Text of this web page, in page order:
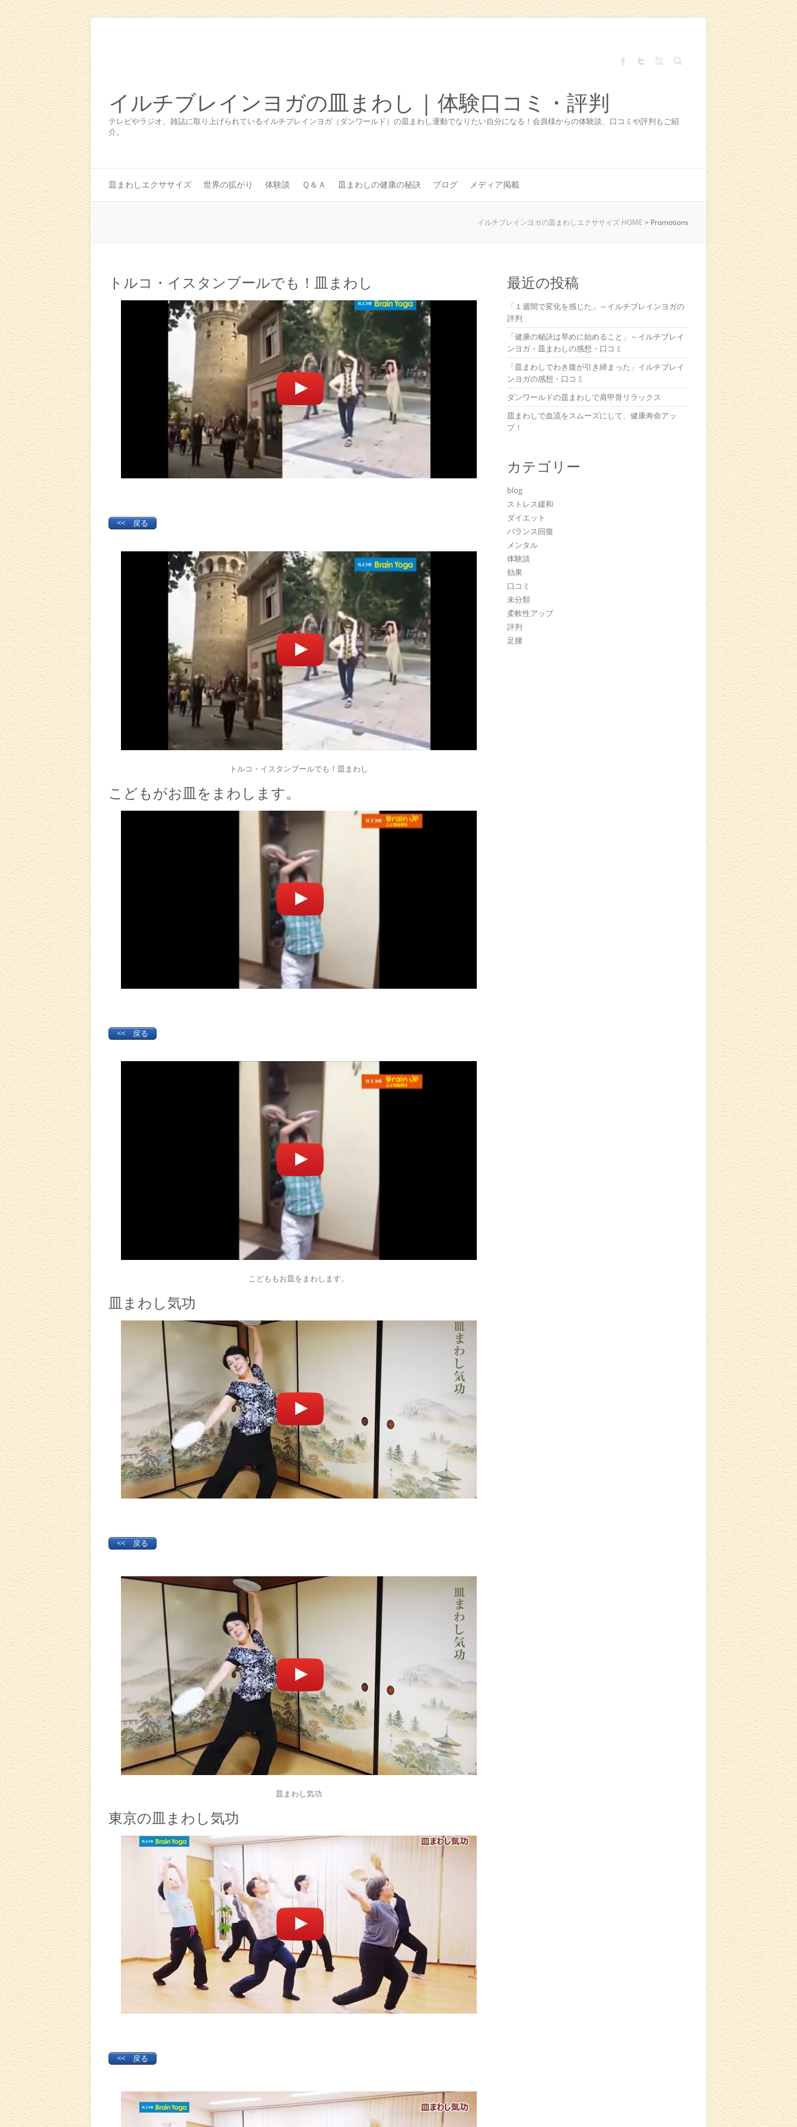
Search
イルチブレインヨガの皿まわし | 体験口コミ・評判
テレビやラジオ、雑誌に取り上げられているイルチブレインヨガ（ダンワールド）の皿まわし運動でなりたい自分になる！会員様からの体験談、口コミや評判もご紹
介。
皿まわしエクササイズ 世界の拡がり 体験談 Ｑ＆Ａ 皿まわしの健康の秘訣 ブログ メディア掲載
イルチブレインヨガの皿まわしエクササイズ HOME > Promotions
トルコ・イスタンブールでも！皿まわし
<< 戻る
トルコ・イスタンブールでも！皿まわし
こどもがお皿をまわします。
<< 戻る
こどももお皿をまわします。
皿まわし気功
<< 戻る
皿まわし気功
東京の皿まわし気功
<< 戻る
最近の投稿
「１週間で変化を感じた」～イルチブレインヨガの
評判
「健康の秘訣は早めに始めること」～イルチブレイ
ンヨガ・皿まわしの感想・口コミ
「皿まわしでわき腹が引き締まった」イルチブレイ
ンヨガの感想・口コミ
ダンワールドの皿まわしで肩甲骨リラックス
皿まわしで血流をスムーズにして、健康寿命アッ
プ！
カテゴリー
blog
ストレス緩和
ダイエット
バランス回復
メンタル
体験談
効果
口コミ
未分類
柔軟性アップ
評判
足腰